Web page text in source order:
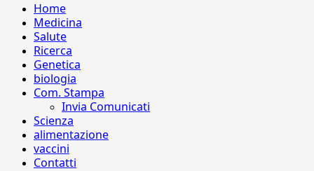
Home
Medicina
Salute
Ricerca
Genetica
biologia
Com. Stampa
Invia Comunicati
Scienza
alimentazione
vaccini
Contatti